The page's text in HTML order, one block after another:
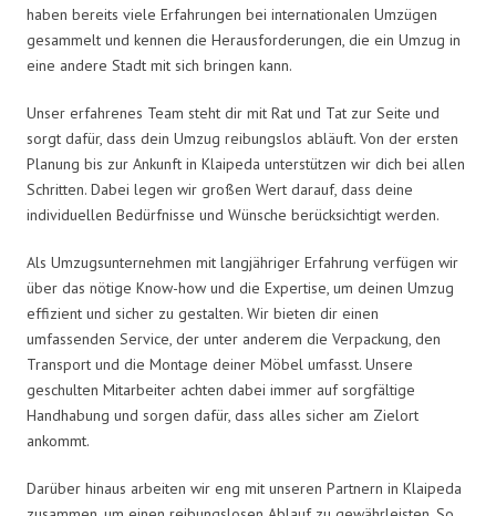
haben bereits viele Erfahrungen bei internationalen Umzügen
gesammelt und kennen die Herausforderungen, die ein Umzug in
eine andere Stadt mit sich bringen kann.
Unser erfahrenes Team steht dir mit Rat und Tat zur Seite und
sorgt dafür, dass dein Umzug reibungslos abläuft. Von der ersten
Planung bis zur Ankunft in Klaipeda unterstützen wir dich bei allen
Schritten. Dabei legen wir großen Wert darauf, dass deine
individuellen Bedürfnisse und Wünsche berücksichtigt werden.
Als Umzugsunternehmen mit langjähriger Erfahrung verfügen wir
über das nötige Know-how und die Expertise, um deinen Umzug
effizient und sicher zu gestalten. Wir bieten dir einen
umfassenden Service, der unter anderem die Verpackung, den
Transport und die Montage deiner Möbel umfasst. Unsere
geschulten Mitarbeiter achten dabei immer auf sorgfältige
Handhabung und sorgen dafür, dass alles sicher am Zielort
ankommt.
Darüber hinaus arbeiten wir eng mit unseren Partnern in Klaipeda